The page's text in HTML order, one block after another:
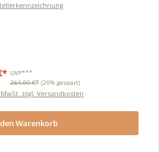
UVP***
264,00 €* (20% gespart)
zzgl. Versandkosten
Warenkorb